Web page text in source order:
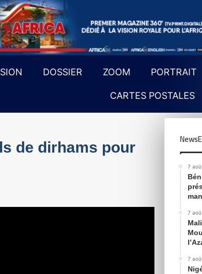
DOSSIER ZOOM PORTRAIT
CARTES POSTALES
de dirhams pour
7
7
7